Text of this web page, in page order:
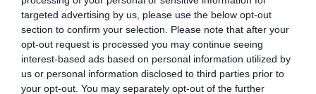
targeted advertising by us, please use the below opt-out
section to confirm your selection. Please note that after your
opt-out request is processed you may continue seeing
interest-based ads based on personal information utilized by
us or personal information disclosed to third parties prior to
your opt-out. You may separately opt-out of the further
Catedrático emérito de Historia Contemporánea de
la Universidad de Alcalá